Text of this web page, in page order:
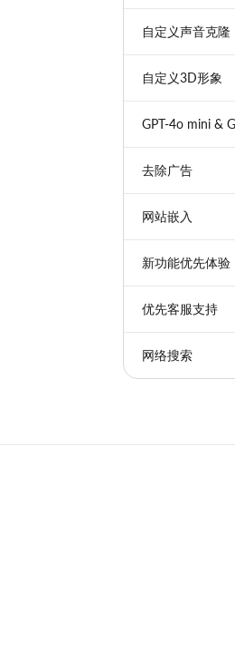
自定义声音克隆
自定义3D形象
GPT-4o mini &
去除广告
网站嵌入
新功能优先体验
优先客服支持
网络搜索